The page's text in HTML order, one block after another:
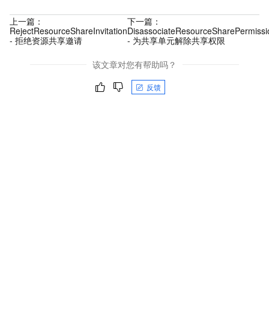
上一篇：
RejectResourceShareInvitation
- 拒绝资源共享邀请
下一篇：
- 为共享单元解除共享权限
该文章对您有帮助吗？
反馈